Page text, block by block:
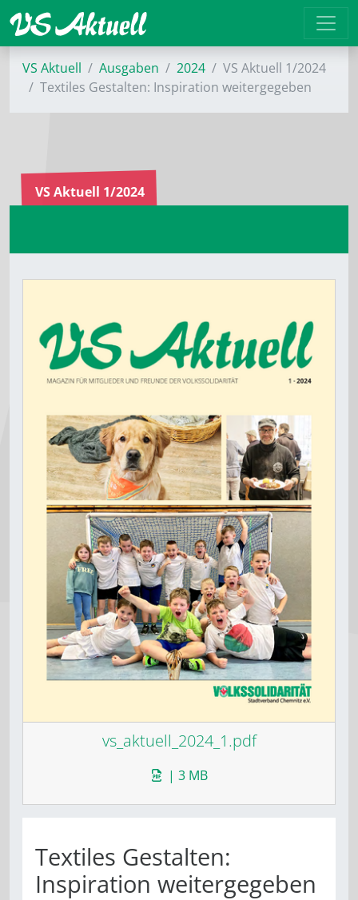
VS Aktuell Ausgaben 2024
VS Aktuell 1/2024
Textiles Gestalten: Inspiration weitergegeben
VS Aktuell 1/2024
vs_aktuell_2024_1.pdf
| 3 MB
Textiles Gestalten:
Inspiration weitergegeben